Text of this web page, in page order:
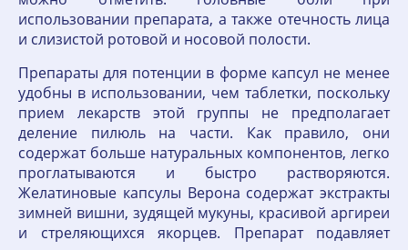
использовании препарата, а также отечность лица
и слизистой ротовой и носовой полости.
Препараты для потенции в форме капсул не менее
удобны в использовании, чем таблетки, поскольку
прием лекарств этой группы не предполагает
деление пилюль на части. Как правило, они
содержат больше натуральных компонентов, легко
проглатываются и быстро растворяются.
Желатиновые капсулы Верона содержат экстракты
зимней вишни, зудящей мукуны, красивой аргиреи
и стреляющихся якорцев. Препарат подавляет